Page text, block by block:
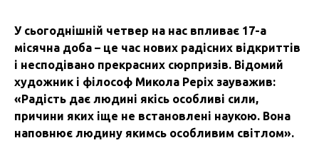
У сьогоднішній четвер на нас впливає 17-а
місячна доба – це час нових радісних відкриттів
і несподівано прекрасних сюрпризів. Відомий
художник і філософ Микола Реріх зауважив:
«Радість дає людині якісь особливі сили,
причини яких іще не встановлені наукою. Вона
наповнює людину якимсь особливим світлом».